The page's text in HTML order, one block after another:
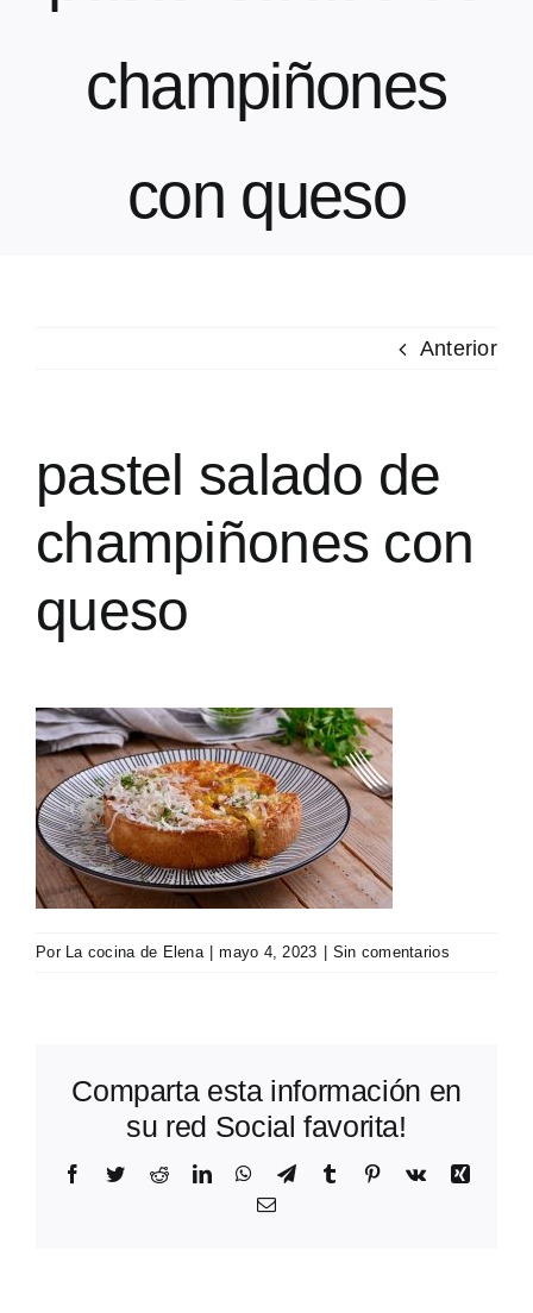
Gastronomía
Dinos que receta quieres
champiñones
con queso
Anterior
pastel salado de
champiñones con
queso
Por La cocina de Elena | mayo 4, 2023 | Sin comentarios
Comparta esta información en
su red Social favorita!
Facebook
TwitterRedditLinkedInWhatsApp
TelegramTumblr Pinterest
Vk
Xing
Correo